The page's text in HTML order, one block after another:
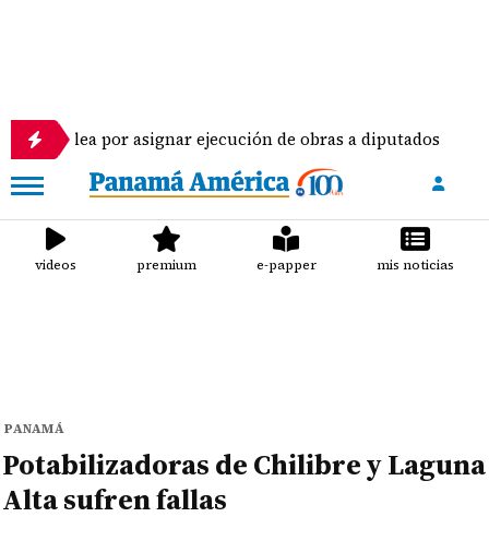
asignar ejecución de obras a diputados
videos premium e-papper mis noticias
PANAMÁ
Potabilizadoras de Chilibre y Laguna
Alta sufren fallas